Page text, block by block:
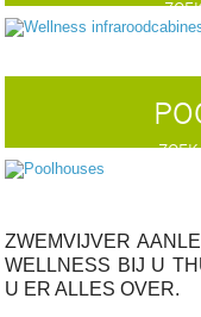
ZWEMVIJVER
WELLNESS BIJ U
U ER ALLES OVER.